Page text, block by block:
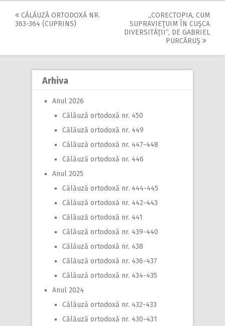
Post
CĂLĂUZĂ ORTODOXĂ NR.
363-364 (CUPRINS)
„CORECTOPIA, CUM
SUPRAVIEŢUIM ÎN CUŞCA
DIVERSITĂŢII“, DE GABRIEL
PURCĂRUŞ
Arhiva
Anul 2026
Călăuză ortodoxă nr. 450
Călăuză ortodoxă nr. 449
Călăuză ortodoxă nr. 447-448
Călăuză ortodoxă nr. 446
Anul 2025
Călăuză ortodoxă nr. 444-445
Călăuză ortodoxă nr. 442-443
Călăuză ortodoxă nr. 441
Călăuză ortodoxă nr. 439-440
Călăuză ortodoxă nr. 438
Călăuză ortodoxă nr. 436-437
Călăuză ortodoxă nr. 434-435
Anul 2024
Călăuză ortodoxă nr. 432-433
Călăuză ortodoxă nr. 430-431